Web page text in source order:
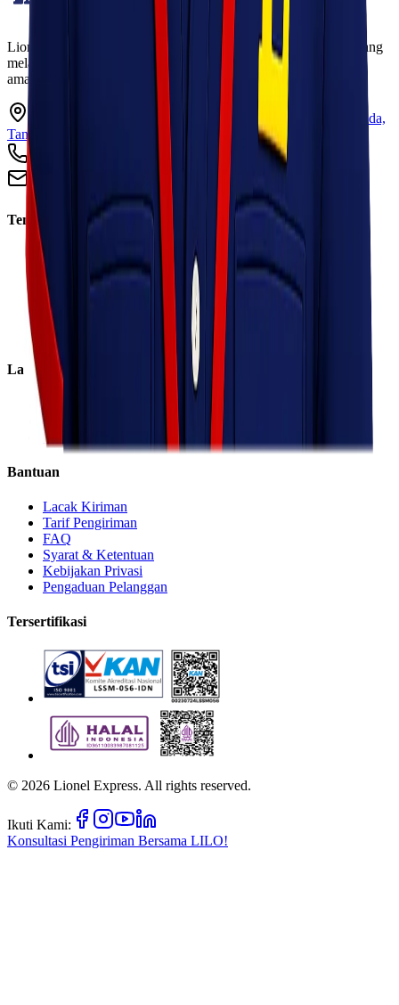
Lionel Express adalah perusahaan jasa pengiriman terpercaya yang
melayani pengiriman barang ke seluruh Indonesia dengan cepat,
aman, dan harga kompetitif.
Ruko Garden Square Blok G No. 11-12 Jurumudi baru, Benda,
Tangerang, Banten 15124
+62 813 8838 8182
info@lionelexpress.com
Tentang Kami
Tentang Kami
Visi & Misi
Sosial Perusahaan
Karir
Cabang
Informasi
Layanan
Express
Regular
Eco
Bantuan
Lacak Kiriman
Tarif Pengiriman
FAQ
Syarat & Ketentuan
Kebijakan Privasi
Pengaduan Pelanggan
Tersertifikasi
© 2026 Lionel Express. All rights reserved.
Ikuti Kami:
Konsultasi Pengiriman Bersama LILO!